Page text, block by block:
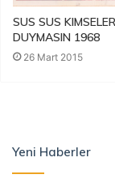
SUS SUS KIMSELER
DUYMASIN 1968
26 Mart 2015
Yeni Haberler